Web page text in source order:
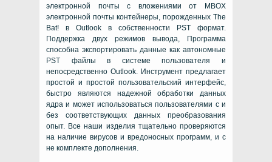
электронной почты с вложениями от
MBOX
электронной почты контейнеры, порожденных The
Bat! в Outlook в собственности PST формат.
Поддержка двух режимов вывода, Программа
способна экспортировать данные как автономные
PST файлы в системе пользователя и
непосредственно Outlook. Инструмент предлагает
простой и простой пользовательский интерфейс,
быстро являются надежной обработки данных
ядра и может использоваться пользователями с и
без соответствующих данных преобразования
опыт. Все наши изделия тщательно проверяются
на наличие вирусов и вредоносных программ, и с
не комплекте дополнения.